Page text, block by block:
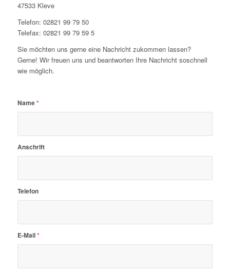
47533 Kleve
Telefon: 02821 99 79 50
Telefax: 02821 99 79 59 5
Sie möchten uns gerne eine Nachricht zukommen lassen?
Gerne! Wir freuen uns und beantworten Ihre Nachricht soschnell
wie möglich.
Name*
Anschrift
Telefon
E-Mail*